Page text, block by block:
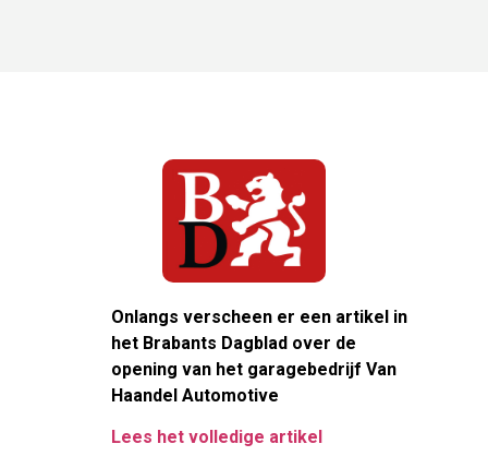
Onlangs verscheen er een artikel in
het Brabants Dagblad over de
opening van het garagebedrijf Van
Haandel Automotive
Lees het volledige artikel